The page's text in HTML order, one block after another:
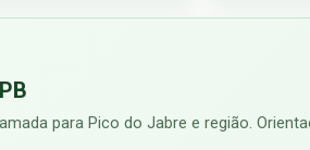
para Pico do Jabre e região.